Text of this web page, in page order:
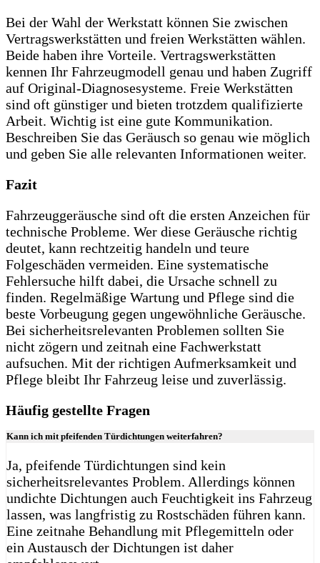
Bei der Wahl der Werkstatt können Sie zwischen
Vertragswerkstätten und freien Werkstätten wählen.
Beide haben ihre Vorteile. Vertragswerkstätten
kennen Ihr Fahrzeugmodell genau und haben Zugriff
auf Original-Diagnosesysteme. Freie Werkstätten
sind oft günstiger und bieten trotzdem qualifizierte
Arbeit. Wichtig ist eine gute Kommunikation.
Beschreiben Sie das Geräusch so genau wie möglich
und geben Sie alle relevanten Informationen weiter.
Fazit
Fahrzeuggeräusche sind oft die ersten Anzeichen für
technische Probleme. Wer diese Geräusche richtig
deutet, kann rechtzeitig handeln und teure
Folgeschäden vermeiden. Eine systematische
Fehlersuche hilft dabei, die Ursache schnell zu
finden. Regelmäßige Wartung und Pflege sind die
beste Vorbeugung gegen ungewöhnliche Geräusche.
Bei sicherheitsrelevanten Problemen sollten Sie
nicht zögern und zeitnah eine Fachwerkstatt
aufsuchen. Mit der richtigen Aufmerksamkeit und
Pflege bleibt Ihr Fahrzeug leise und zuverlässig.
Häufig gestellte Fragen
Kann ich mit pfeifenden Türdichtungen weiterfahren?
Ja, pfeifende Türdichtungen sind kein
sicherheitsrelevantes Problem. Allerdings können
undichte Dichtungen auch Feuchtigkeit ins Fahrzeug
lassen, was langfristig zu Rostschäden führen kann.
Eine zeitnahe Behandlung mit Pflegemitteln oder
ein Austausch der Dichtungen ist daher